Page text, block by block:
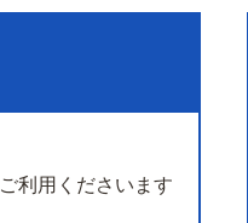
利用くださいます